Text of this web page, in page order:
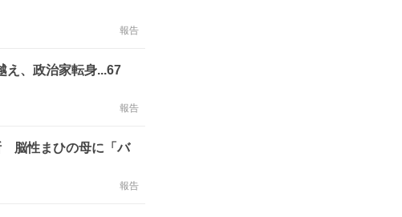
報告
え、政治家転身...67
報告
脳性まひの母に「バ
報告